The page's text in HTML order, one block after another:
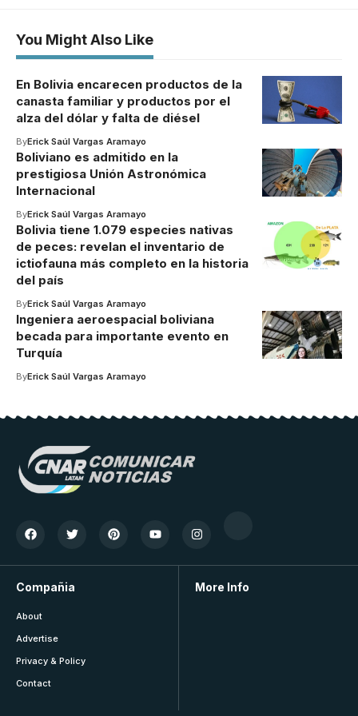
You Might Also Like
En Bolivia encarecen productos de la
canasta familiar y productos por el
alza del dólar y falta de diésel
ByErick Saúl Vargas Aramayo
Boliviano es admitido en la
prestigiosa Unión Astronómica
Internacional
ByErick Saúl Vargas Aramayo
Bolivia tiene 1.079 especies nativas
de peces: revelan el inventario de
ictiofauna más completo en la historia
del país
ByErick Saúl Vargas Aramayo
Ingeniera aeroespacial boliviana
becada para importante evento en
Turquía
ByErick Saúl Vargas Aramayo
Compañia
About
Advertise
Privacy & Policy
Contact
More Info